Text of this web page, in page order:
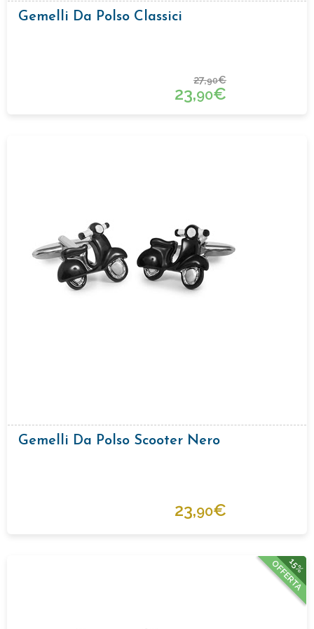
Gemelli Da Polso Classici
27,90€
23,90€
Gemelli Da Polso Scooter Nero
23,90€
15%
OFFERTA